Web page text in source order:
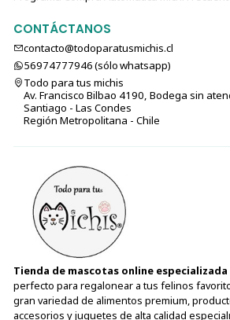
CONTÁCTANOS
contacto@todoparatusmichis.cl
56974777946 (sólo⁣⁣⁣⁣⁣​​​​​​​​​​​​​​​ whatsapp)
Todo para tus michis
Av. Francisco Bilbao 4190, Bodega sin
Santiago - Las Condes
Región Metropolitana - Chile
Tienda de mascotas online
perfecto para regalonear a tus felinos
gran variedad de alimentos premium,
accesorios y juguetes de alta calidad